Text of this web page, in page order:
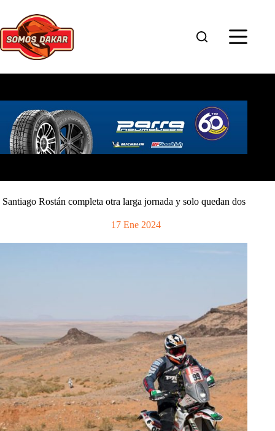
contenido
Santiago Rostán completa otra larga jornada y solo quedan dos
17 Ene 2024